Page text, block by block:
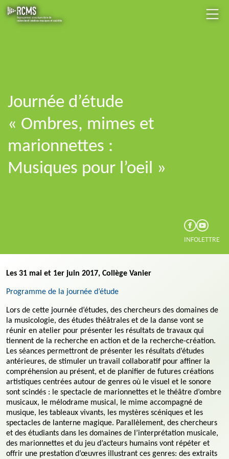
Journée d’étude
« Ombres, mimes et
marionnettes :
Musiques pour l’oeil »
INFOLETTRE
Les 31 mai et 1er juin 2017, Collège Vanier
Programme de la journée d’étude
Lors de cette journée d’études, des chercheurs des domaines de
la musicologie, des études théâtrales et de la danse vont se
réunir en atelier pour présenter les résultats de travaux qui
tiennent de la recherche en action et de la recherche-création.
Les séances permettront de présenter les résultats d’études
antérieures, de stimuler un travail collaboratif pour affiner la
compréhension au présent, et de planifier de futures créations
artistiques centrées autour de genres où le visuel et le sonore
sont scindés : le spectacle de marionnettes et le théâtre d’ombre
musicaux, le mélodrame musical, le mime accompagné de
musique, les tableaux vivants, les mystères scéniques et les
spectacles de lanterne magique. Parallèlement, des chercheurs
et des étudiants dans les domaines de l’interprétation musicale,
des marionnettes et du jeu d’acteurs humains vont répéter et
offrir une prestation d’œuvres illustrant ces genres: des extraits